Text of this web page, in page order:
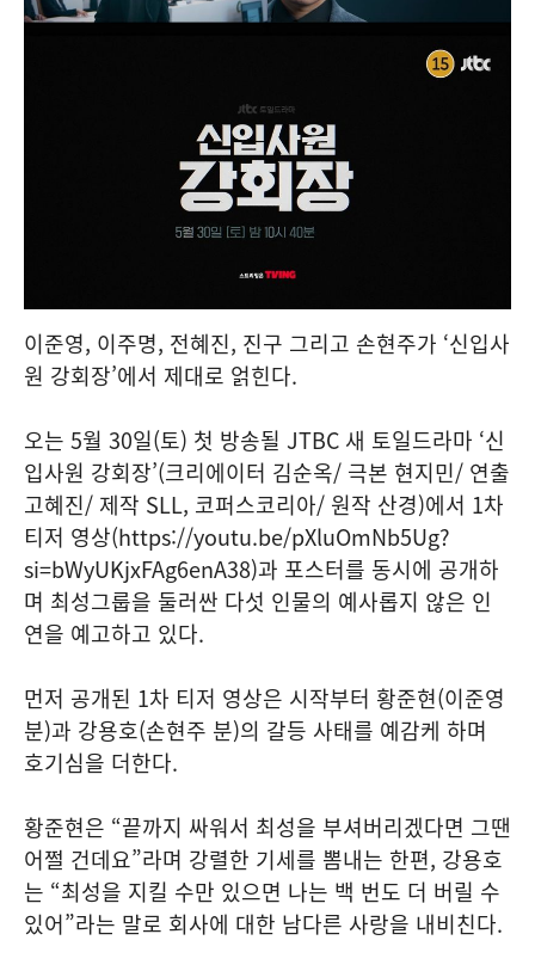
이준영, 이주명, 전혜진, 진구 그리고 손현주가 ‘신입사
원 강회장’에서 제대로 얽힌다.
오는 5월 30일(토) 첫 방송될 JTBC 새 토일드라마 ‘신
입사원 강회장’(크리에이터 김순옥/ 극본 현지민/ 연출
고혜진/ 제작 SLL, 코퍼스코리아/ 원작 산경)에서 1차
티저 영상(https://youtu.be/pXluOmNb5Ug?
si=bWyUKjxFAg6enA38)과 포스터를 동시에 공개하
며 최성그룹을 둘러싼 다섯 인물의 예사롭지 않은 인
연을 예고하고 있다.
먼저 공개된 1차 티저 영상은 시작부터 황준현(이준영
분)과 강용호(손현주 분)의 갈등 사태를 예감케 하며
호기심을 더한다.
황준현은 “끝까지 싸워서 최성을 부셔버리겠다면 그땐
어쩔 건데요”라며 강렬한 기세를 뽐내는 한편, 강용호
는 “최성을 지킬 수만 있으면 나는 백 번도 더 버릴 수
있어”라는 말로 회사에 대한 남다른 사랑을 내비친다.